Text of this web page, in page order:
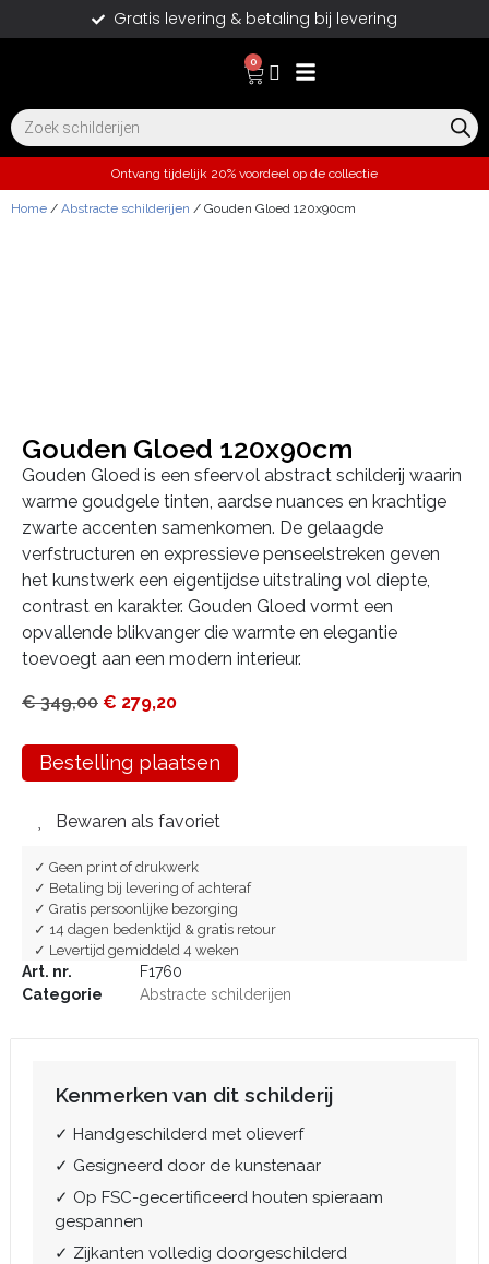
Gratis levering & betaling bij levering
0
Ontvang tijdelijk 20% voordeel op de collectie
Home / Abstracte schilderijen / Gouden Gloed 120x90cm
Gouden Gloed 120x90cm
Gouden Gloed is een sfeervol abstract schilderij waarin
warme goudgele tinten, aardse nuances en krachtige
zwarte accenten samenkomen. De gelaagde
verfstructuren en expressieve penseelstreken geven
het kunstwerk een eigentijdse uitstraling vol diepte,
contrast en karakter. Gouden Gloed vormt een
opvallende blikvanger die warmte en elegantie
toevoegt aan een modern interieur.
€349,00 € 279,20
Bestelling plaatsen
Bewaren als favoriet
✓ Geen print of drukwerk
✓ Betaling bij levering of achteraf
✓ Gratis persoonlijke bezorging
✓ 14 dagen bedenktijd & gratis retour
✓ Levertijd gemiddeld 4 weken
Art. nr.
F1760
Categorie
Abstracte schilderijen
Kenmerken van dit schilderij
✓ Handgeschilderd met olieverf
✓ Gesigneerd door de kunstenaar
✓ Op FSC-gecertificeerd houten spieraam
gespannen
✓ Zijkanten volledig doorgeschilderd